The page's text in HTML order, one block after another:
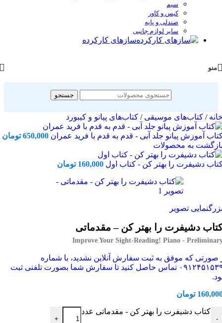
سیم
کیس و کاور
صندلی و پایه
سایر لوازم جانبی
سازهای کارکرده
منو
جستجو
/ کتاب‌های موسیقی/ کتاب‌های پیانو و کیبورد
آموزش پیانو جلد آبی - قدم به قدم با فرید عمران 650,000 تومان
به محصولات
دشیفرت را بهتر کن - کتاب اول 160,000 تومان
تصویر
دشیفرت را بهتر کن – مقدماتی
Improve Your Sight-Reading! Piano -
صورتی که موفق به ثبت سفارش آنلاین نشدید، با شماره
۰۹۱۲۴۵۱۵۳۹۶ تماس حاصل کنید تا سفارش شما بصورت تلفنی ثبت
تومان
-
کتاب دشیفرت را بهتر کن - مقدماتی عدد
+